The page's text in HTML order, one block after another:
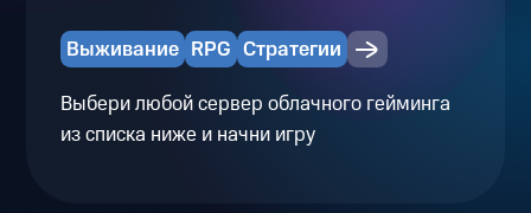
Выживание RPG Стратегии
Выбери любой сервер облачного гейминга
из списка ниже и начни игру